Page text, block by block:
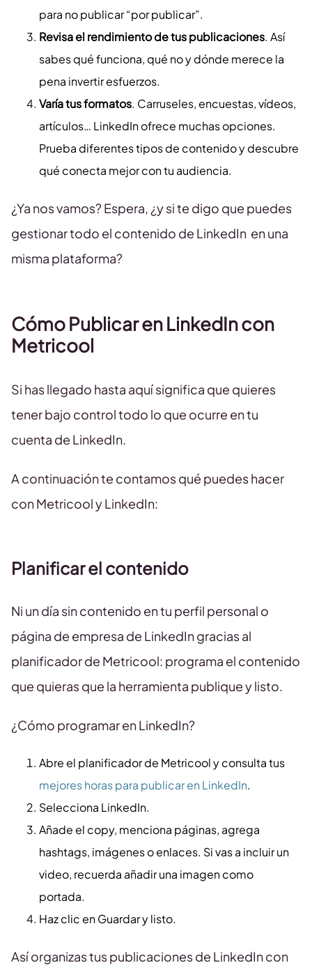
para no publicar “por publicar”.
Revisa el rendimiento de tus publicaciones. Así
sabes qué funciona, qué no y dónde merece la
pena invertir esfuerzos.
Varía tus formatos. Carruseles, encuestas, vídeos,
artículos… LinkedIn ofrece muchas opciones.
Prueba diferentes tipos de contenido y descubre
qué conecta mejor con tu audiencia.
¿Ya nos vamos? Espera, ¿y si te digo que puedes
gestionar todo el contenido de LinkedIn en una
misma plataforma?
Cómo Publicar en LinkedIn con
Metricool
Si has llegado hasta aquí significa que quieres
tener bajo control todo lo que ocurre en tu
cuenta de LinkedIn.
A continuación te contamos qué puedes hacer
con Metricool y LinkedIn:
Planificar el contenido
Ni un día sin contenido en tu perfil personal o
página de empresa de LinkedIn gracias al
planificador de Metricool: programa el contenido
que quieras que la herramienta publique y listo.
¿Cómo programar en LinkedIn?
Abre el planificador de Metricool y consulta tus
mejores horas para publicar en LinkedIn.
Selecciona LinkedIn.
Añade el copy, menciona páginas, agrega
hashtags, imágenes o enlaces. Si vas a incluir un
video, recuerda añadir una imagen como
portada.
Haz clic en Guardar y listo.
Así organizas tus publicaciones de LinkedIn con